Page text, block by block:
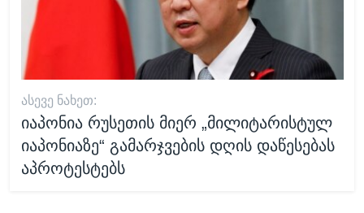
ᲐᲡᲔᲕᲔ ᲜᲐᲮᲔᲗ:
იაპონია რუსეთის მიერ „მილიტარისტულ
იაპონიაზე“ გამარჯვების დღის დაწესებას
აპროტესტებს